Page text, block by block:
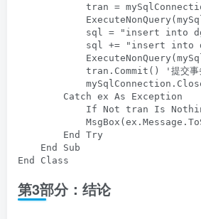
tran =
sql = "insert into
sql += "insert into
tran.Commit() '提交事
Catch ex As Exception
If Not tran Is Nothing
End Try
End Sub
End Class
第3部分：结论